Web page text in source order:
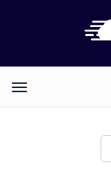
Categories